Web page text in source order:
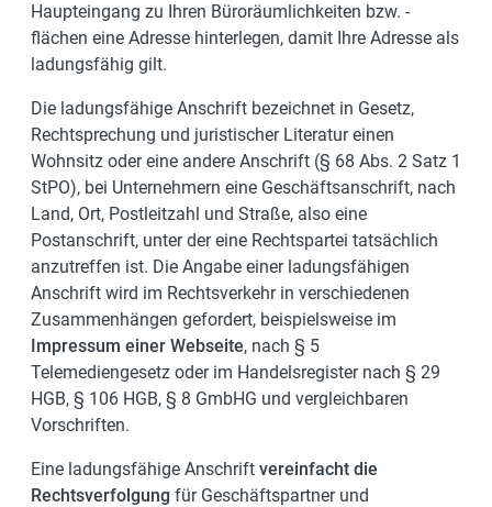
Haupteingang zu Ihren Büroräumlichkeiten bzw. -
flächen eine Adresse hinterlegen, damit Ihre Adresse als
ladungsfähig gilt.
Die ladungsfähige Anschrift bezeichnet in Gesetz,
Rechtsprechung und juristischer Literatur einen
Wohnsitz oder eine andere Anschrift (§ 68 Abs. 2 Satz 1
StPO), bei Unternehmern eine Geschäftsanschrift, nach
Land, Ort, Postleitzahl und Straße, also eine
Postanschrift, unter der eine Rechtspartei tatsächlich
anzutreffen ist. Die Angabe einer ladungsfähigen
Anschrift wird im Rechtsverkehr in verschiedenen
Zusammenhängen gefordert, beispielsweise im
Impressum einer Webseite, nach § 5
Telemediengesetz oder im Handelsregister nach § 29
HGB, § 106 HGB, § 8 GmbHG und vergleichbaren
Vorschriften.
Eine ladungsfähige Anschrift vereinfacht die
Rechtsverfolgung für Geschäftspartner und